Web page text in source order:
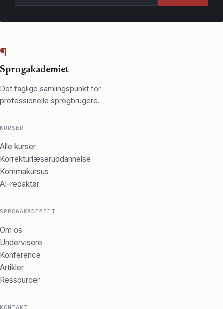
¶
Sprogakademiet
Det faglige samlingspunkt for
professionelle sprogbrugere.
KURSER
Alle kurser
Korrekturlæseruddannelse
Kommakursus
AI-redaktør
SPROGAKADEMIET
Om os
Undervisere
Konference
Artikler
Ressourcer
KONTAKT